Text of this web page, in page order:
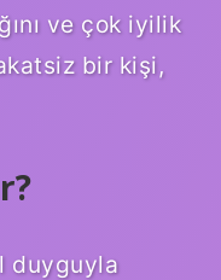
ve çok iyilik
bir kişi,
duyguyla